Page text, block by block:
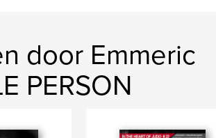
door Emmeric
PERSON